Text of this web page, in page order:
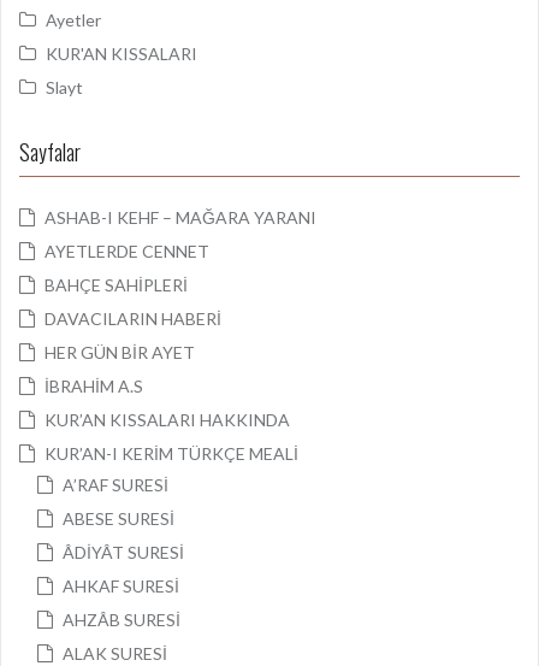
Ayetler
KUR'AN KISSALARI
Slayt
Sayfalar
ASHAB-I KEHF – MAĞARA YARANI
AYETLERDE CENNET
BAHÇE SAHİPLERİ
DAVACILARIN HABERİ
HER GÜN BİR AYET
İBRAHİM A.S
KUR’AN KISSALARI HAKKINDA
KUR’AN-I KERİM TÜRKÇE MEALİ
A’RAF SURESİ
ABESE SURESİ
ÂDİYÂT SURESİ
AHKAF SURESİ
AHZÂB SURESİ
ALAK SURESİ